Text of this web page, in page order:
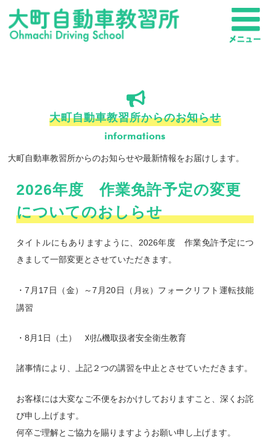
大町自動車教習所からのお知らせ
informations
大町自動車教習所からのお知らせや最新情報をお届けします。
2026年度 作業免許予定の変更
についてのおしらせ
タイトルにもありますように、2026年度 作業免許予定につ
きまして一部変更とさせていただきます。
・7月17日（金）～7月20日（月祝 ）フォークリフト運転技能
講習
・8月1日（土） 刈払機取扱者安全衛生教育
諸事情により、上記２つの講習を中止とさせていただきます。
お客様には大変なご不便をおかけしておりますこと、深くお詫
び申し上げます。
何卒ご理解とご協力を賜りますようお願い申し上げます。